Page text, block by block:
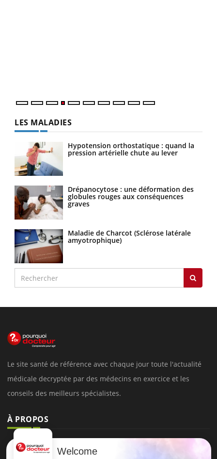
LES MALADIES
Hypotension orthostatique : quand la
pression artérielle chute au lever
Drépanocytose : une déformation des
globules rouges aux conséquences
graves
Maladie de Charcot (Sclérose latérale
amyotrophique)
Le site santé de référence avec chaque jour toute l'actualité
médicale decryptée par des médecins en exercice et les
conseils des meilleurs spécialistes.
À PROPOS
Données personnelles et cookies
Welcome